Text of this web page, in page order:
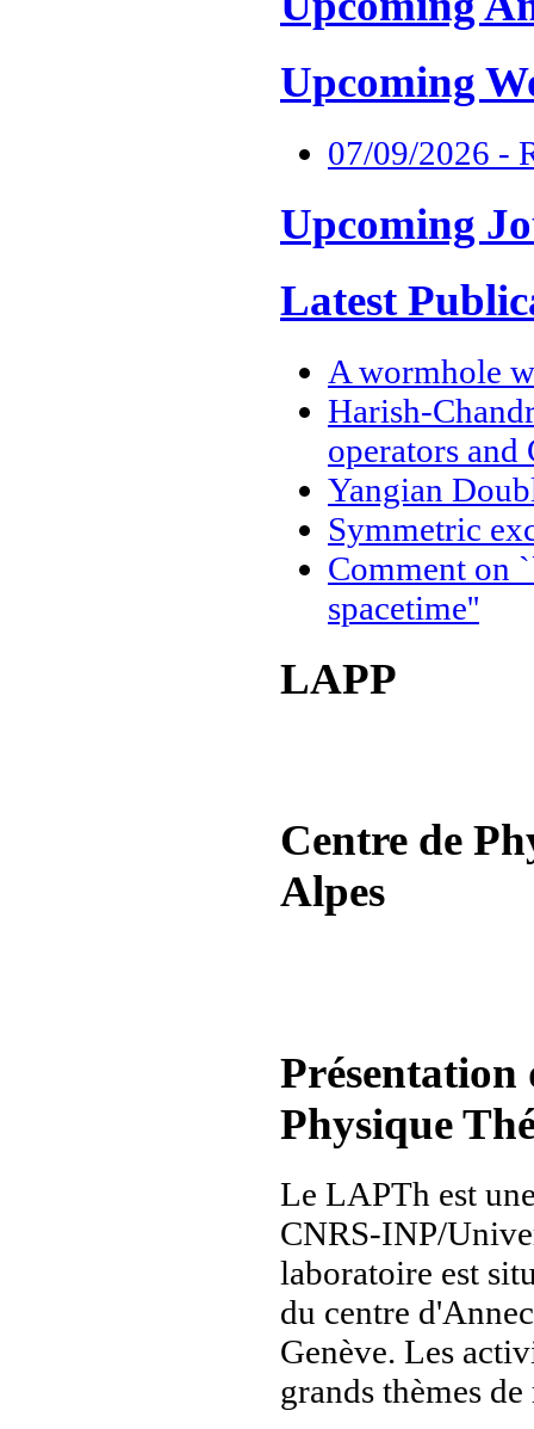
Upcoming
07/09/2026 -
Upcoming
Latest
A wormhole
Harish-
operators and
Yangian
Symmetric
Comment on
spacetime''
LAPP
Centre de
Alpes
Physique
Le LAPTh est
CNRS-INP/
laboratoire est
du centre
Genève. Les
grands thèmes